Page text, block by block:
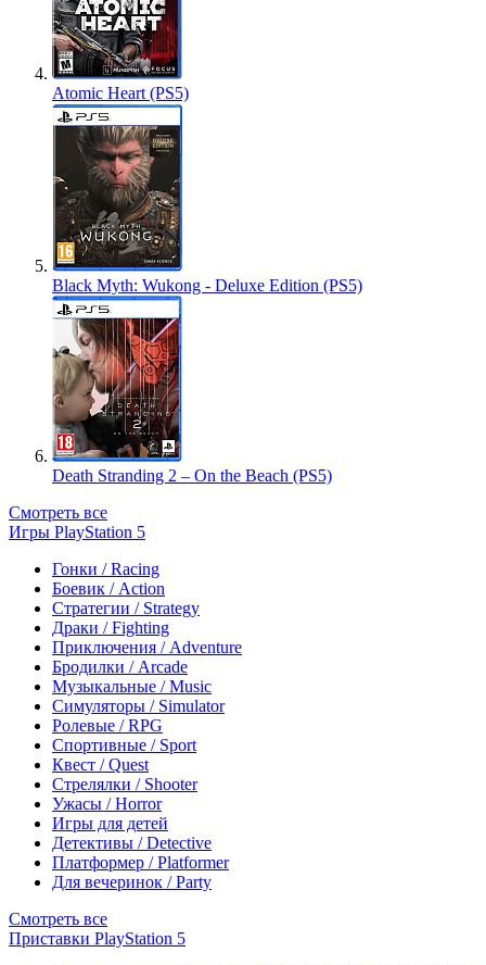
Atomic Heart (PS5)
Black Myth: Wukong - Deluxe Edition (PS5)
Death Stranding 2 – On the Beach (PS5)
Смотреть все
Игры PlayStation 5
Гонки / Racing
Боевик / Action
Стратегии / Strategy
Драки / Fighting
Приключения / Adventure
Бродилки / Arcade
Музыкальные / Music
Симуляторы / Simulator
Ролевые / RPG
Спортивные / Sport
Квест / Quest
Стрелялки / Shooter
Ужасы / Horror
Игры для детей
Детективы / Detective
Платформер / Platformer
Для вечеринок / Party
Смотреть все
Приставки PlayStation 5